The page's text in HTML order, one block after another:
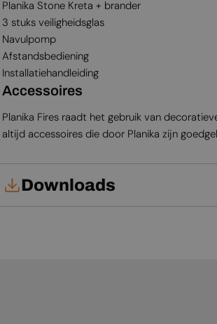
Planika Stone Kreta + brander
3 stuks veiligheidsglas
Navulpomp
Afstandsbediening
Installatiehandleiding
Accessoires
Planika Fires raadt het gebruik van
altijd accessoires die door Planika zijn
Downloads